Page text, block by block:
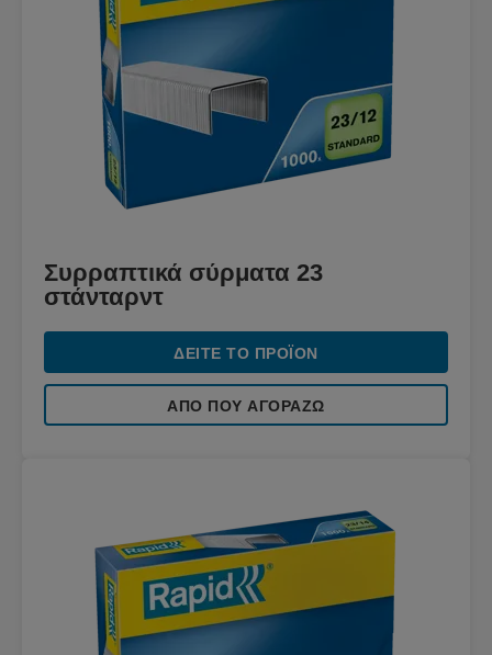
Συρραπτικά σύρματα 23
στάνταρντ
ΔΕΊΤΕ ΤΟ ΠΡΟΪΌΝ
ΑΠΌ ΠΟΥ ΑΓΟΡΆΖΩ